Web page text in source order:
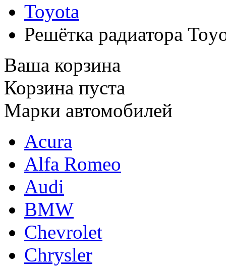
Toyota
Решётка радиатора
Ваша корзина
Корзина пуста
Марки автомобилей
Acura
Alfa Romeo
Audi
BMW
Chevrolet
Chrysler